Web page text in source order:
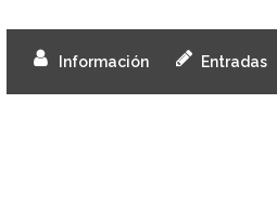
Información Entradas